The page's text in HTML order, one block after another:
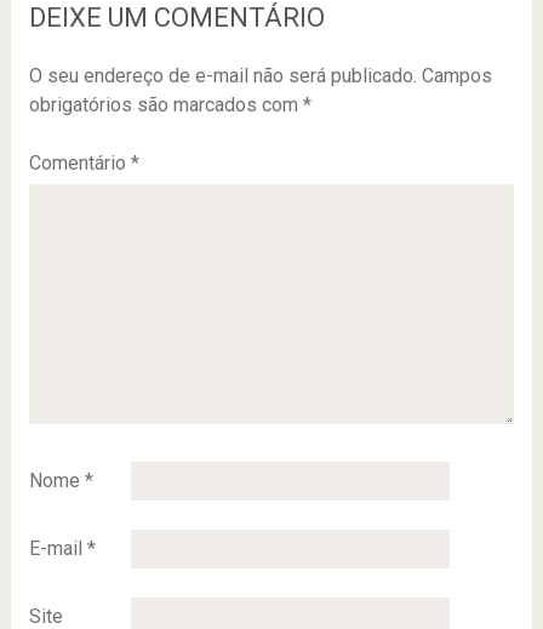
DEIXE UM COMENTÁRIO
O seu endereço de e-mail não será publicado. Campos
obrigatórios são marcados com *
Comentário *
Nome *
E-mail *
Site